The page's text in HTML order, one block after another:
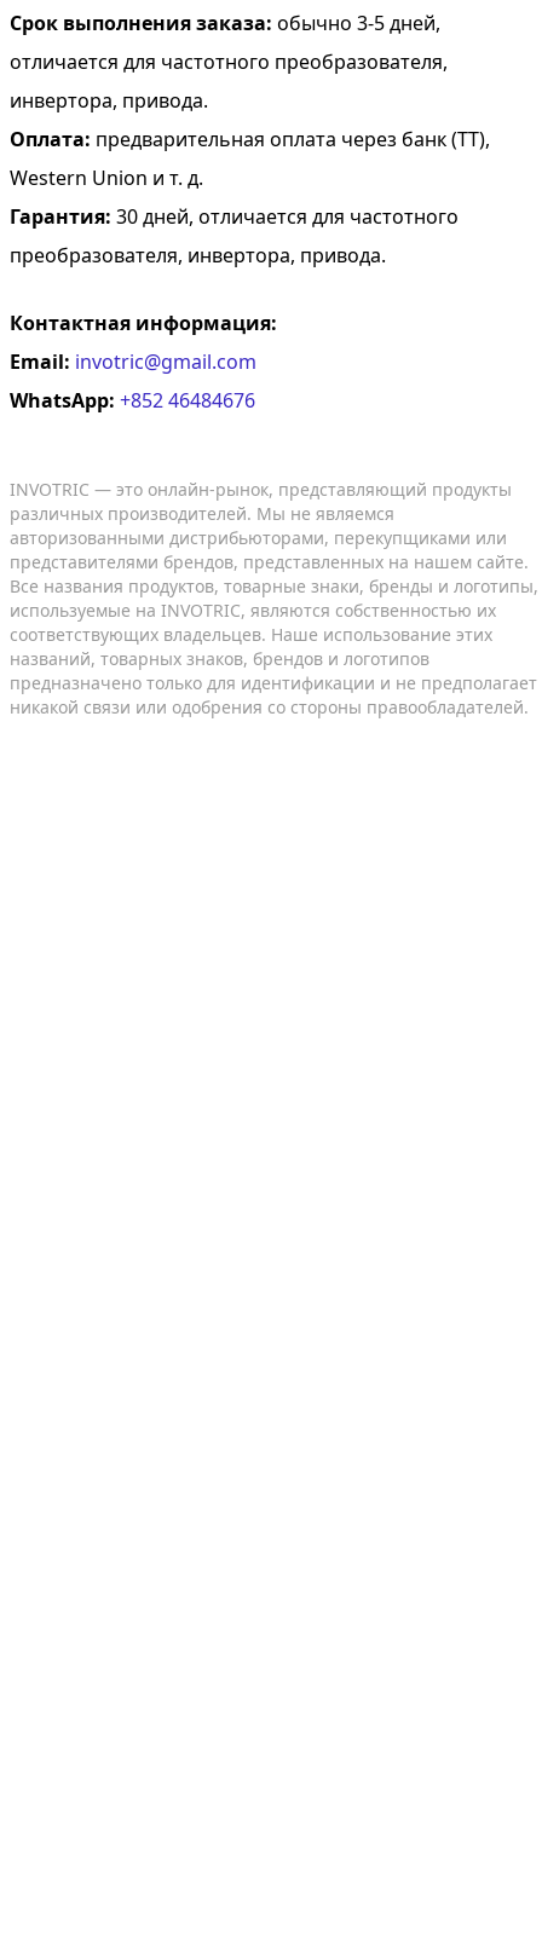
Срок выполнения заказа: обычно 3-5 дней,
отличается для частотного преобразователя,
инвертора, привода.
Оплата: предварительная оплата через банк (TT),
Western Union и т. д.
Гарантия: 30 дней, отличается для частотного
преобразователя, инвертора, привода.
Контактная информация:
Email: invotric@gmail.com
WhatsApp: +852 46484676
INVOTRIC — это онлайн-рынок, представляющий продукты
различных производителей. Мы не являемся
авторизованными дистрибьюторами, перекупщиками или
представителями брендов, представленных на нашем сайте.
Все названия продуктов, товарные знаки, бренды и логотипы,
используемые на INVOTRIC, являются собственностью их
соответствующих владельцев. Наше использование этих
названий, товарных знаков, брендов и логотипов
предназначено только для идентификации и не предполагает
никакой связи или одобрения со стороны правообладателей.